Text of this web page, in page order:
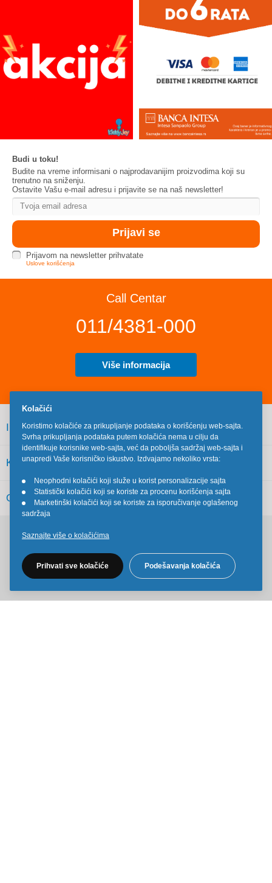
Budi u toku!
Budite na vreme informisani o najprodavanijim proizvodima koji su
trenutno na sniženju.
Ostavite Vašu e-mail adresu i prijavite se na naš newsletter!
Prijavom na newsletter prihvatate
Uslove korišćenja
Call Centar
011/4381-000
Više informacija
INFORMACIJE
KORISNIČKI SERVIS
OSTALO
Kolačići
Koristimo kolačiće za prikupljanje podataka o korišćenju web-sajta.
Svrha prikupljanja podataka putem kolačića nema u cilju da
identifikuje korisnike web-sajta, već da poboljša sadržaj web-sajta i
unapredi Vaše korisničko iskustvo. Izdvajamo nekoliko vrsta:
•
Neophodni kolačići koji služe u korist personalizacije sajta
•
Statistički kolačići koji se koriste za procenu korišćenja sajta
•
Marketinški kolačići koji se koriste za isporučivanje oglašenog
sadržaja
Saznajte više o kolačićima
Prihvati sve kolačiće Podešavanja kolačića